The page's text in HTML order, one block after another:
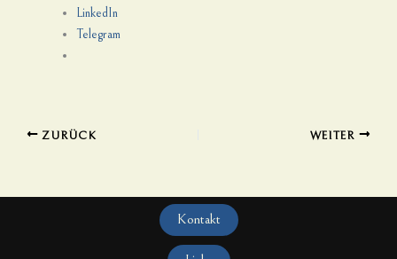
LinkedIn
Telegram
ZURÜCK WEITER
Kontakt